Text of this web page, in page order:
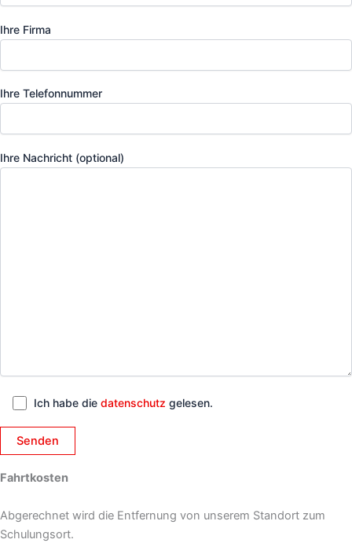
Ihre Firma
Ihre Telefonnummer
Ihre Nachricht (optional)
Ich habe die datenschutz gelesen.
Fahrtkosten
Abgerechnet wird die Entfernung von unserem Standort zum
Schulungsort.